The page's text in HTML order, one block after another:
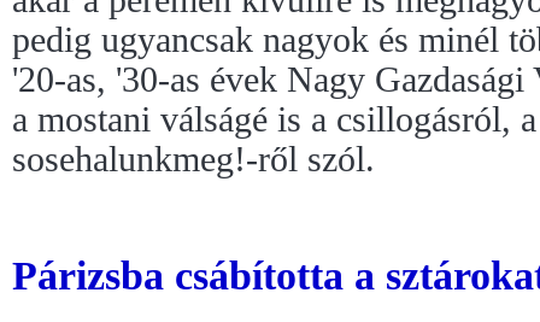
pedig ugyancsak nagyok és minél
'20-as, '30-as évek Nagy
a mostani válságé is a csillogásról,
sosehalunkmeg!-ről szól.
Párizsba csábította a